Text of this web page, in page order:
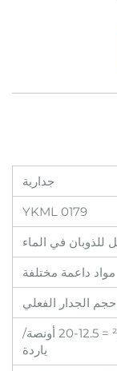
جدارية
YKML 0179
للذوبان في الماء
مواد داعمة مختلفة
الجدار الفعلي
250-450 جرام/م² = 12.5-20 أونصة/
ياردة